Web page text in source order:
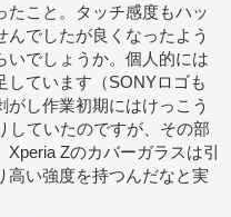
こと。タッチ感度もハッ
でしたが良くなったよう
いでしょうか。個人的には
しています（SONYロゴも
し作業初期にはけっこう
していたのですが、その部
Zのカバーガラスは引
高い強度を持つんだなと実